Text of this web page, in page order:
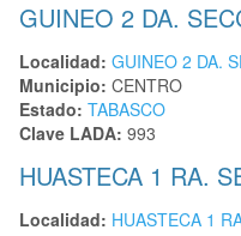
GUINEO 2 DA.
Localidad: GUINEO 2 DA.
Municipio: CENTRO
Estado: TABASCO
Clave LADA: 993
HUASTECA 1 RA.
Localidad: HUASTECA 1